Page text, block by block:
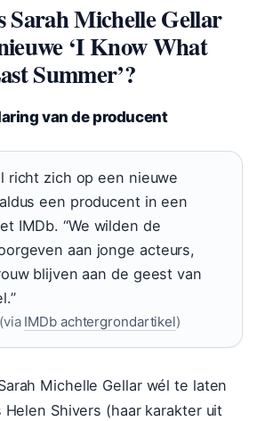
Sarah Michelle Gellar
‘I Know What
Summer’?
van de producent
richt zich op een nieuwe
een producent in een
IMDb. “We wilden de
aan jonge acteurs,
blijven aan de geest van
IMDb achtergrondartikel)
Michelle Gellar wél te laten
Shivers (haar karakter uit